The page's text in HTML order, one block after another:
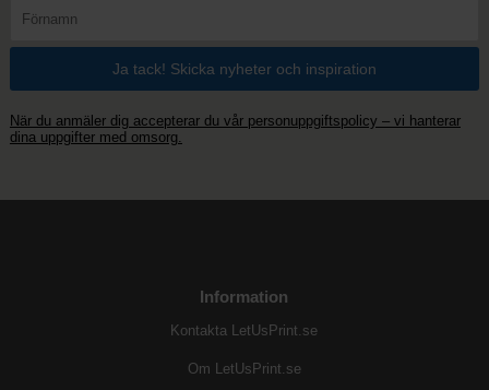
När du anmäler dig accepterar du vår personuppgiftspolicy – vi hanterar
dina uppgifter med omsorg.
Information
Kontakta LetUsPrint.se
Om LetUsPrint.se